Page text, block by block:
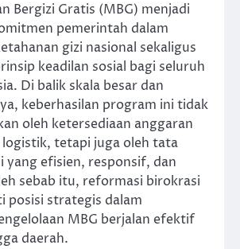
Bergizi Gratis (MBG) menjadi
pemerintah dalam
gizi nasional sekaligus
keadilan sosial bagi seluruh
Di balik skala besar dan
keberhasilan program ini tidak
oleh ketersediaan anggaran
tetapi juga oleh tata
yang efisien, responsif, dan
sebab itu, reformasi birokrasi
posisi strategis dalam
MBG berjalan efektif
daerah.